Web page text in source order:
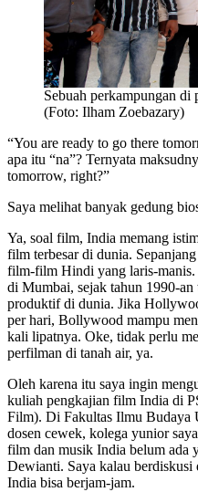
Sebuah perkampungan
(Foto: Ilham Zoebazary)
“You are ready to go there
apa itu “na”? Ternyata
tomorrow, right?”
Saya melihat banyak gedung
Ya, soal film, India memang
film terbesar di dunia.
film-film Hindi yang laris-
di Mumbai, sejak tahun 1990-
produktif di dunia. Jika
per hari, Bollywood mampu
kali lipatnya. Oke, tidak perlu
perfilman di tanah air, ya.
Oleh karena itu saya ingin
kuliah pengkajian film India di
Film). Di Fakultas Ilmu Budaya
dosen cewek, kolega yunior
film dan musik India belum ada
Dewianti. Saya kalau
India bisa berjam-jam.